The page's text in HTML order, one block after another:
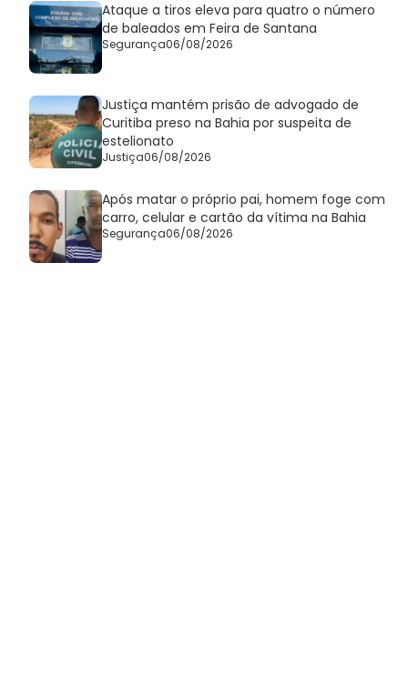
Ataque a tiros eleva para quatro o número
de baleados em Feira de Santana
Segurança06/08/2026
Justiça mantém prisão de advogado de
Curitiba preso na Bahia por suspeita de
estelionato
Justiça06/08/2026
Após matar o próprio pai, homem foge com
carro, celular e cartão da vítima na Bahia
Segurança06/08/2026